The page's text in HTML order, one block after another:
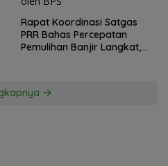
Rapat Koordinasi Satgas
PRR Bahas Percepatan
Pemulihan Banjir Langkat,